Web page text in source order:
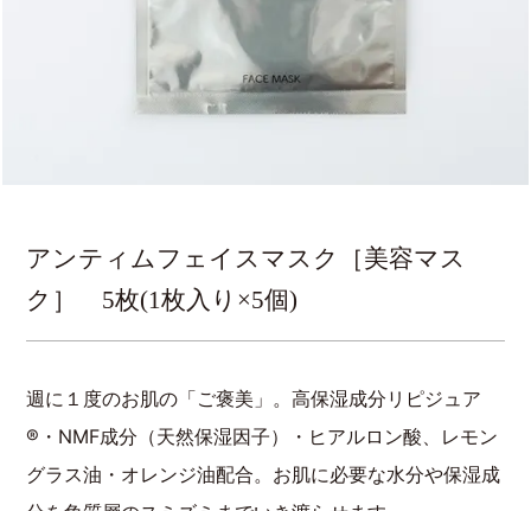
アンティムフェイスマスク［美容マス
ク］ 5枚(1枚入り×5個)
週に１度のお肌の「ご褒美」。高保湿成分リピジュア
®・NMF成分（天然保湿因子）・ヒアルロン酸、レモン
グラス油・オレンジ油配合。お肌に必要な水分や保湿成